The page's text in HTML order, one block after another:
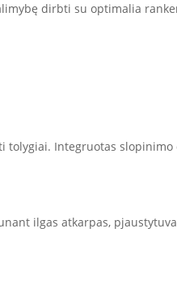
dirbti su optimalia
tolygiai. Integruotas
ilgas atkarpas,